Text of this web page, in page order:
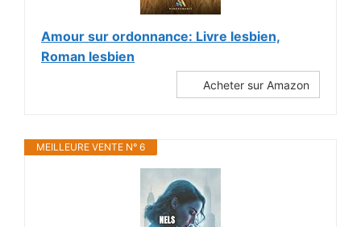
Amour sur ordonnance: Livre lesbien,
Roman lesbien
Acheter sur Amazon
MEILLEURE VENTE N° 6